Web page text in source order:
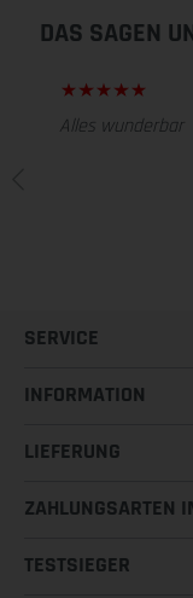
DAS SAGEN
Alles wunderbar
SERVICE
INFORMATION
LIEFERUNG
ZAHLUNGSARTEN
TESTSIEGER